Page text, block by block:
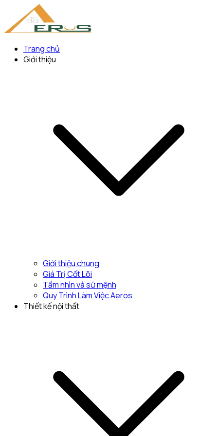
Trang chủ
Giới thiệu
Giới thiệu chung
Giá Trị Cốt Lõi
Tầm nhìn và sứ mệnh
Quy Trình Làm Việc Aeros
Thiết kế nội thất